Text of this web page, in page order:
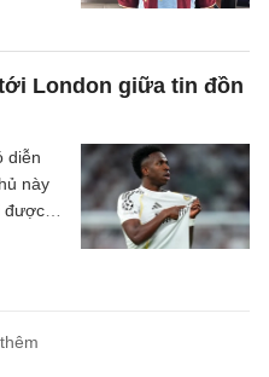
London giữa tin đồn
diễn
này
được